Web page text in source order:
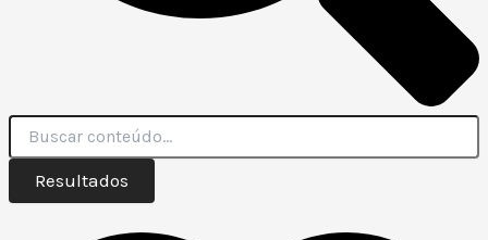
Resultados